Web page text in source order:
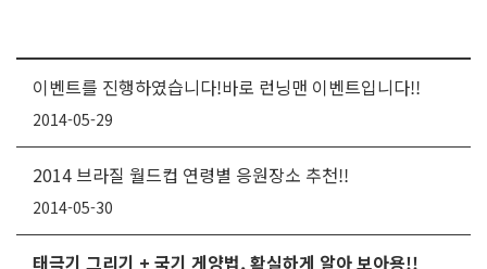
이벤트를 진행하였습니다!바로 런닝맨 이벤트입니다!!
2014-05-29
2014 브라질 월드컵 연령별 응원장소 추천!!
2014-05-30
태극기 그리기 + 국기 게양법, 확실하게 알아 보아용!!